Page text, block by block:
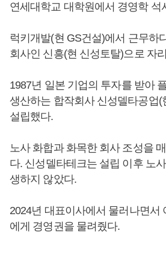
연세대학교 대학원에서 경영학 석
럭키개발(현 GS건설)에서 근무하
회사인 신흥(현 신성토탈)으로 자
1987년 일본 기업의 투자를 받아
생산하는 합작회사 신성델타공업(
설립했다.
노사 화합과 화목한 회사 조성을
다. 신성델타테크는 설립 이후 노
생하지 않았다.
2024년 대표이사에서 물러나면서
에게 경영권을 물려줬다.